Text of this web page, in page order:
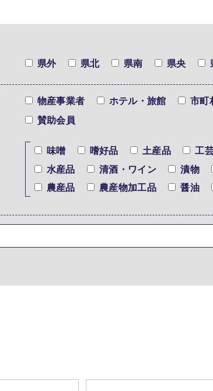
県外 県北 県南 県央
物産事業者 ホテル・旅館
市町
賛助会員
味噌 嗜好品 土産品
工
水産品
清酒・ワイン
漬物
農産品
農産物加工品 醤油